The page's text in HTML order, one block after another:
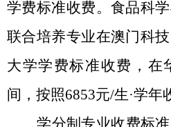
学费标准收费。食品科
联合培养专业在澳门科
大学学费标准收费，在
间，按照6853元/生·学年